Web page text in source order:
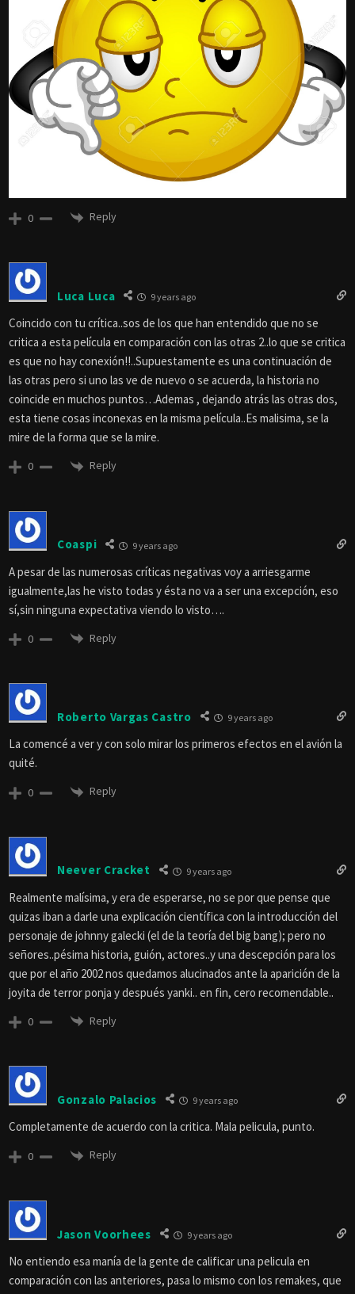
0 Reply
Luca Luca 9 years ago
Coincido con tu crítica..sos de los que han entendido que no se
critica a esta película en comparación con las otras 2..lo que se critica
es que no hay conexión!!..Supuestamente es una continuación de
las otras pero si uno las ve de nuevo o se acuerda, la historia no
coincide en muchos puntos…Ademas , dejando atrás las otras dos,
esta tiene cosas inconexas en la misma película..Es malisima, se la
mire de la forma que se la mire.
0 Reply
Coaspi 9 years ago
A pesar de las numerosas críticas negativas voy a arriesgarme
igualmente,las he visto todas y ésta no va a ser una excepción, eso
sí,sin ninguna expectativa viendo lo visto….
0 Reply
Roberto Vargas Castro 9 years ago
La comencé a ver y con solo mirar los primeros efectos en el avión la
quité.
0 Reply
Neever Cracket 9 years ago
Realmente malísima, y era de esperarse, no se por que pense que
quizas iban a darle una explicación científica con la introducción del
personaje de johnny galecki (el de la teoría del big bang); pero no
señores..pésima historia, guión, actores..y una descepción para los
que por el año 2002 nos quedamos alucinados ante la aparición de la
joyita de terror ponja y después yanki.. en fin, cero recomendable..
0 Reply
Gonzalo Palacios 9 years ago
Completamente de acuerdo con la critica. Mala pelicula, punto.
0 Reply
Jason Voorhees 9 years ago
No entiendo esa manía de la gente de calificar una pelicula en
comparación con las anteriores, pasa lo mismo con los remakes, que